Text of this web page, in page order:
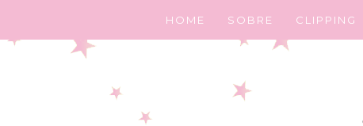
HOME SOBRE CLIPPING